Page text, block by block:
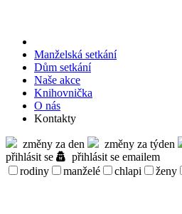
Manželská setkání
Dům setkání
Naše akce
Knihov­nička
O nás
Kontakty
změny za den změny za týden
přihlásit se
přihlásit se emailem
rodiny
manželé chlapi ženy